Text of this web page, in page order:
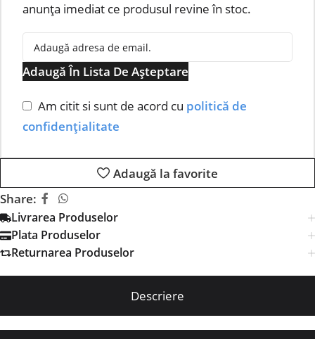
anunța imediat ce produsul revine în stoc.
Adaugă În Lista De Așteptare
Am citit si sunt de acord cu politică de
confidențialitate
Adaugă la favorite
Share:
Livrarea Produselor
Plata Produselor
Returnarea Produselor
Descriere